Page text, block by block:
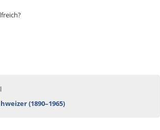
(1890–1965)